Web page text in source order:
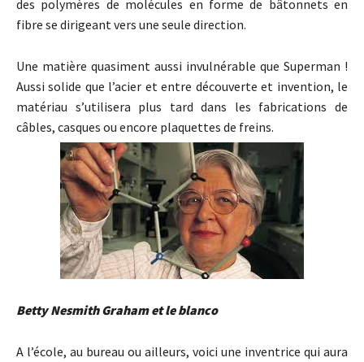
des polymères de molécules en forme de bâtonnets en
fibre se dirigeant vers une seule direction.
Une matière quasiment aussi invulnérable que Superman !
Aussi solide que l’acier et entre découverte et invention, le
matériau s’utilisera plus tard dans les fabrications de
câbles, casques ou encore plaquettes de freins.
Betty Nesmith Graham et le blanco
A l’école, au bureau ou ailleurs, voici une inventrice qui aura